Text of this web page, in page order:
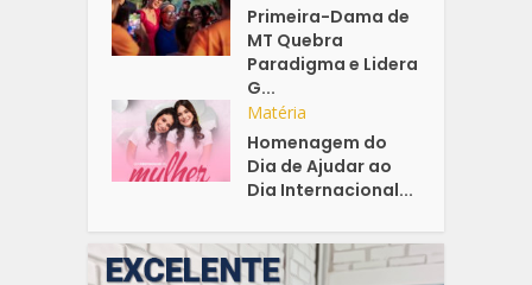
Primeira-Dama de
MT Quebra
Paradigma e Lidera
G...
Matéria
Homenagem do
Dia de Ajudar ao
Dia Internacional...